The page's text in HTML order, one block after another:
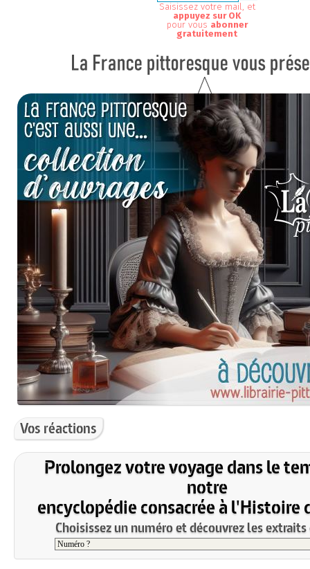
Saisissez votre mail, et
appuyez sur OK
pour vous abonner
gratuitement
Vos réactions
Prolongez votre voyage dans le
notre
encyclopédie consacrée à l'Histoire
Choisissez un numéro et découvrez les